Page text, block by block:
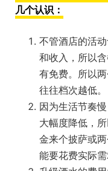
几个认识：
不管酒店的活
和收入，所以
有免费。所以
往往档次越低。
因为生活节奏
大幅度降低，
金来个披萨或
能要花费实际需